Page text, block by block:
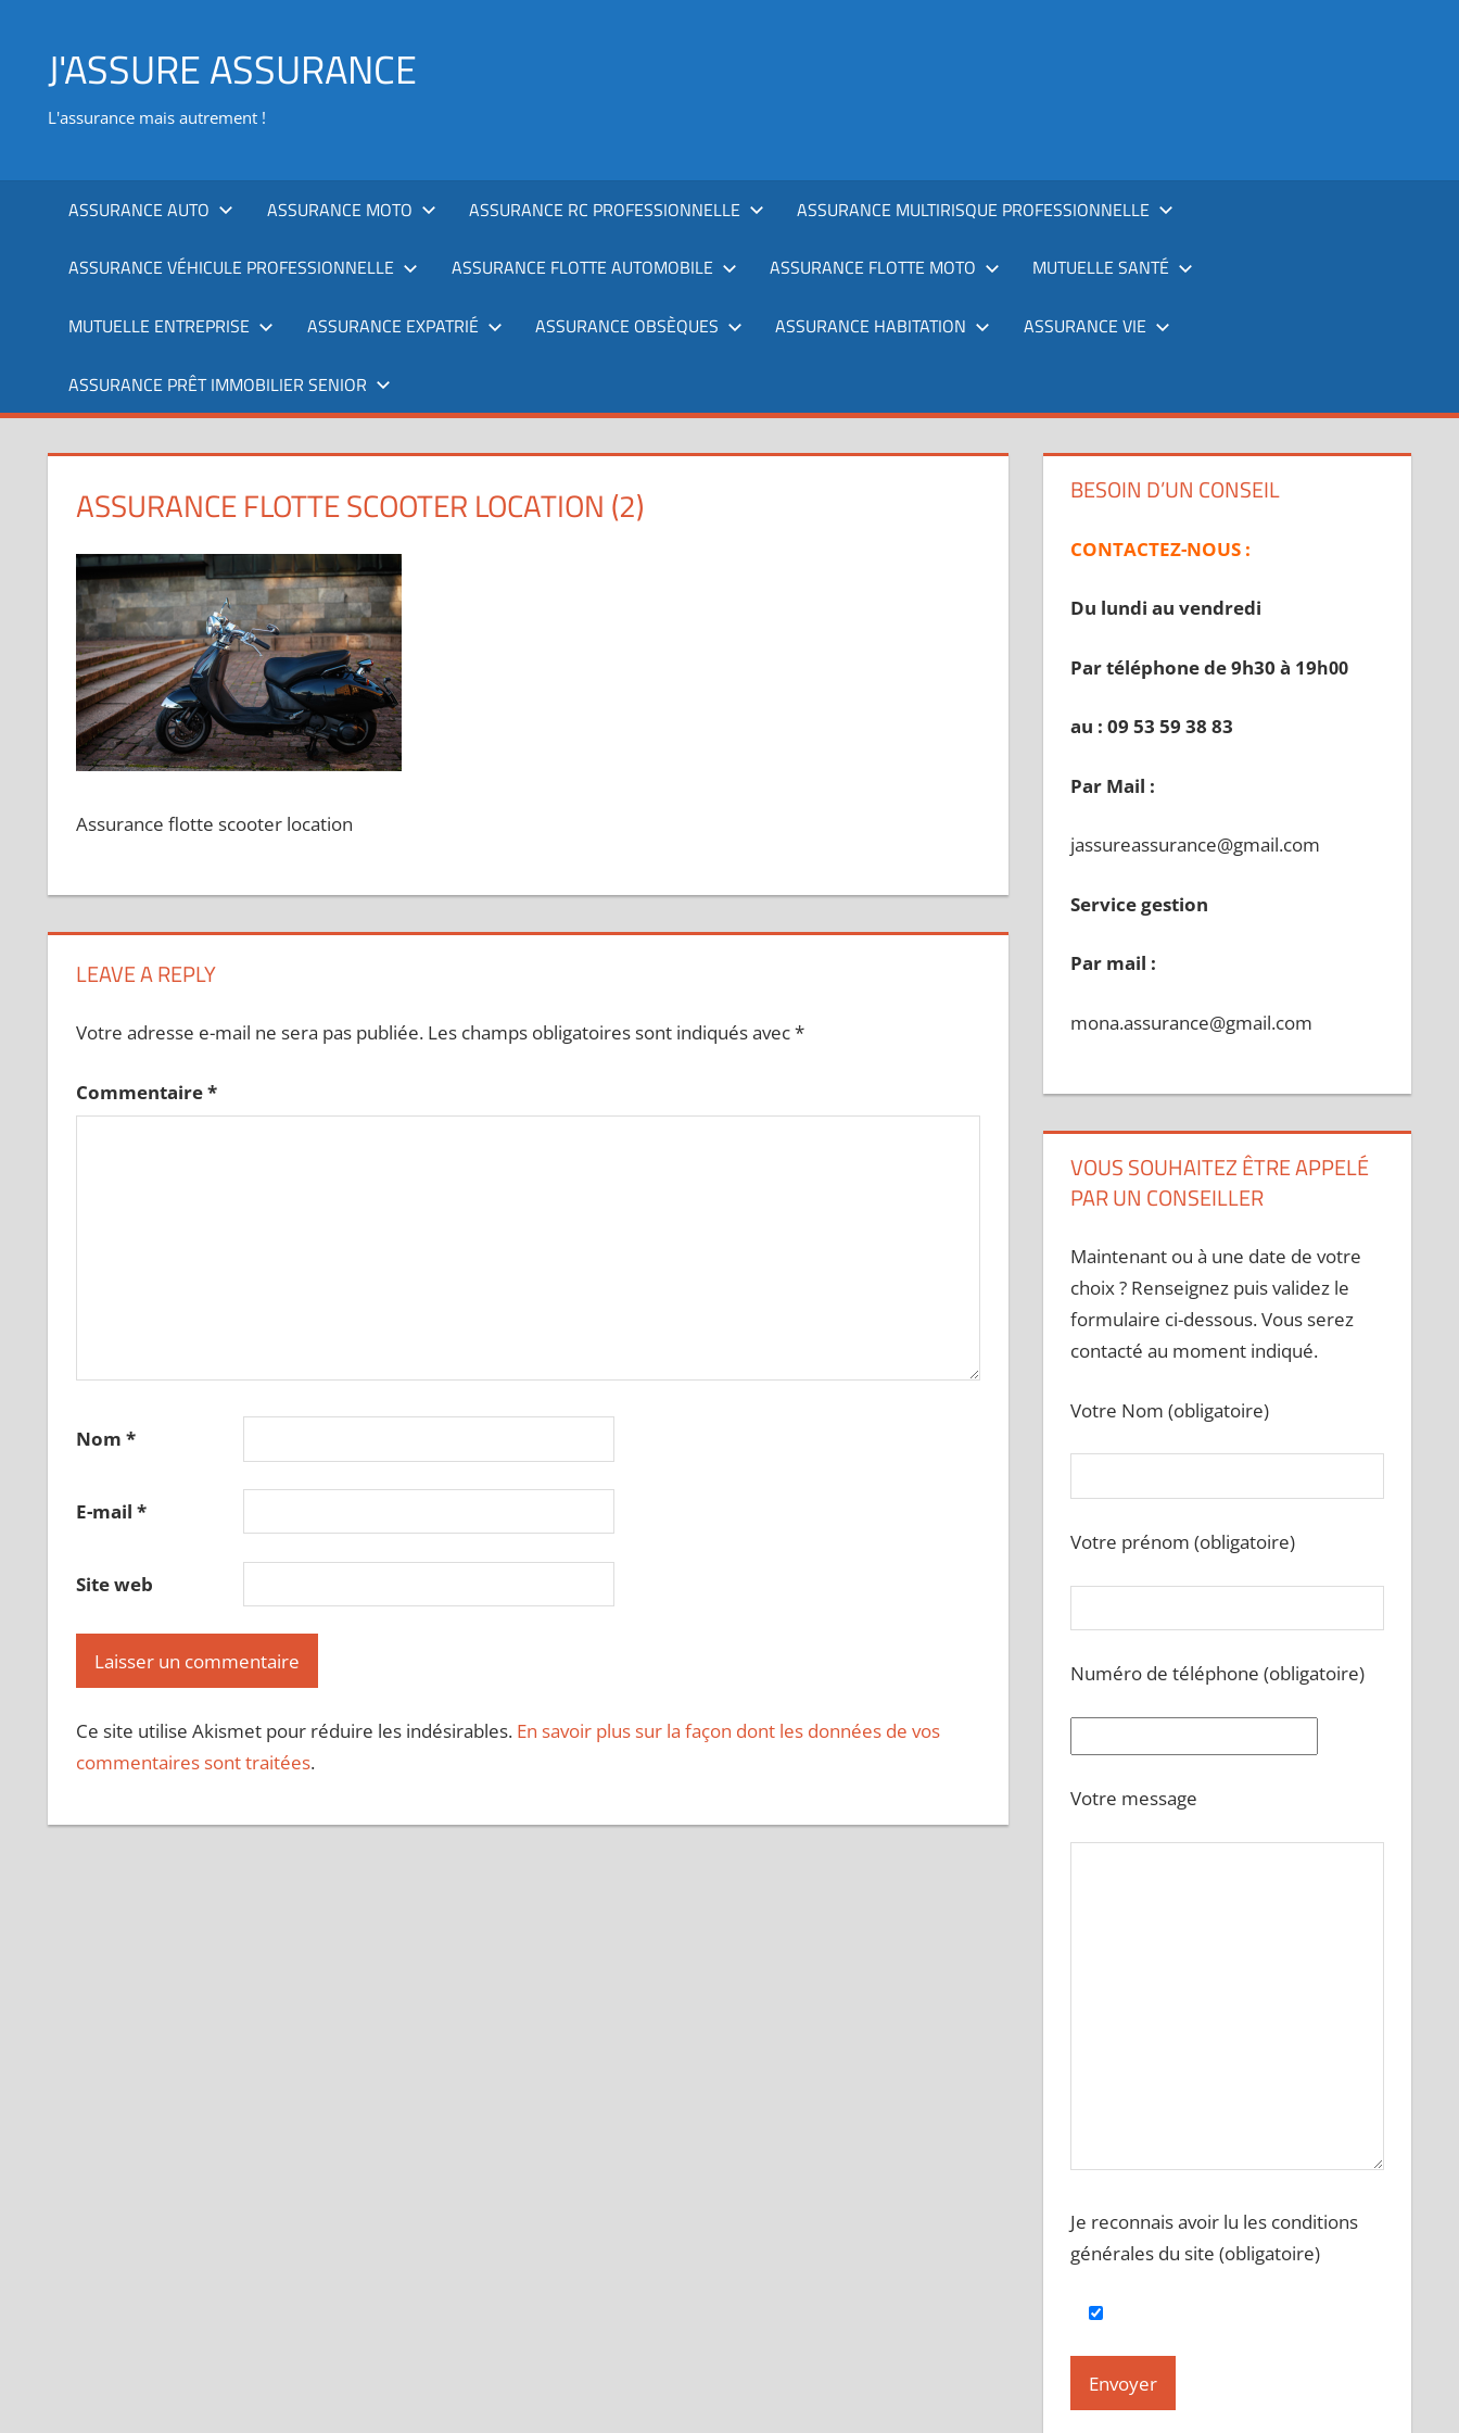
contenuJ'ASSURE ASSURANCE
L'assurance mais autrement !
ASSURANCE AUTO ASSURANCE MOTO ASSURANCE RC PROFESSIONNELLE ASSURANCE MULTIRISQUE PROFESSIONNELLE
ASSURANCE VÉHICULE PROFESSIONNELLE ASSURANCE FLOTTE AUTOMOBILE ASSURANCE FLOTTE MOTO MUTUELLE SANTÉ
MUTUELLE ENTREPRISE ASSURANCE EXPATRIÉ ASSURANCE OBSÈQUES ASSURANCE HABITATION ASSURANCE VIE
ASSURANCE PRÊT IMMOBILIER SENIOR
ASSURANCE FLOTTE SCOOTER LOCATION (2)
Assurance flotte scooter location
LEAVE A REPLY
Votre adresse e-mail ne sera pas publiée. Les champs obligatoires sont indiqués avec*
Commentaire*
Nom *
E-mail *
Site web
Ce site utilise Akismet pour réduire les indésirables. En savoir plus sur la façon dont les données de vos
commentaires sont traitées.
BESOIN D’UN CONSEIL
CONTACTEZ-NOUS :
Du lundi au vendredi
Par téléphone de 9h30 à 19h00
au : 09 53 59 38 83
Par Mail :
jassureassurance@gmail.com
Service gestion
Par mail :
mona.assurance@gmail.com
VOUS SOUHAITEZ ÊTRE APPELÉ
PAR UN CONSEILLER
Maintenant ou à une date de votre
choix ? Renseignez puis validez le
formulaire ci-dessous. Vous serez
contacté au moment indiqué.
Votre Nom (obligatoire)
Votre prénom (obligatoire)
Numéro de téléphone (obligatoire)
Votre message
Je reconnais avoir lu les conditions
générales du site (obligatoire)